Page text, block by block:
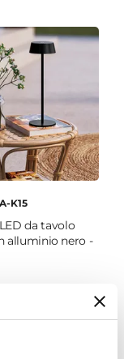
K15
da tavolo
alluminio nero -